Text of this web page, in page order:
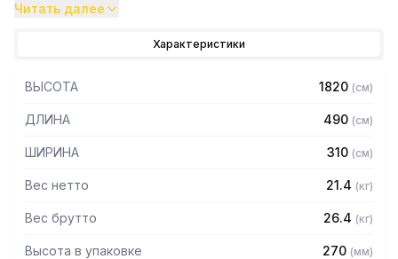
304 толщиной 1,2 мм
— Четыре перфорированные полки из нержавеющей
стали марки AISI 304 толщиной 0,8 мм
— Расстояние между полками регулируемое с шагом 120
— Регулируемые опоры
Читать далее
Характеристики
ВЫСОТА 1820 (см)
ДЛИНА 490 (см)
ШИРИНА 310 (см)
Вес нетто 21.4 (кг)
Вес брутто 26.4 (кг)
Высота в упаковке 270 (мм)